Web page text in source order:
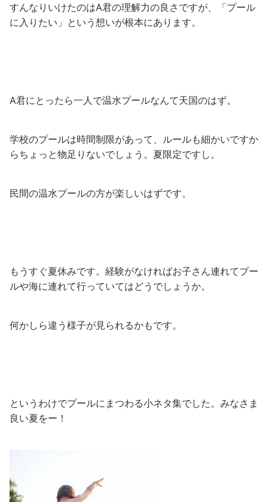
すんなりいけたのはA君の理解力の良さですが、「プール
に入りたい」という想いが根本にあります。
A君にとったら一人で温水プールなんて天国のはず。
学校のプールは時間制限があって、ルールも細かいですか
らちょっと物足りないでしょう。夏限定ですし。
民間の温水プールの方が楽しいはずです。
もうすぐ夏休みです。経験がなければお子さん連れてプー
ルや海に連れて行っていてはどうでしょうか。
何かしら違う様子が見られるかもです。
というわけでプールにまつわる小ネタ集でした。みなさま
良い夏をー！